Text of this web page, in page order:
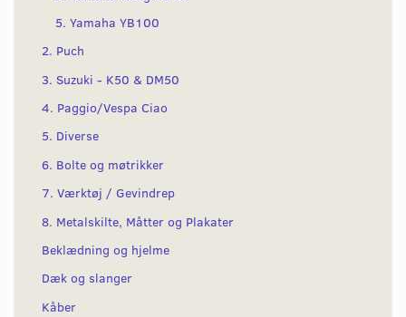
5. Yamaha YB100
2. Puch
3. Suzuki - K50 & DM50
4. Paggio/Vespa Ciao
5. Diverse
6. Bolte og møtrikker
7. Værktøj / Gevindrep
8. Metalskilte, Måtter og Plakater
Beklædning og hjelme
Dæk og slanger
Kåber